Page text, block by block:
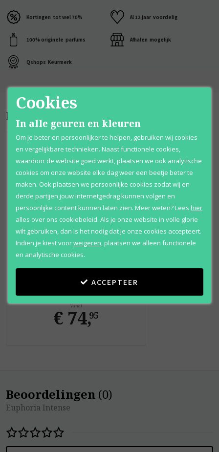
Kortingen tot wel 70% Al 12 jaar voordelig
100% originele parfums Afhalen mogelijk
Qshops Keurmerk
Bijpassende producten
Calvin Klein
Eau de parfum
Vanaf
€ 74,95
Beoordelingen (0)
Euphoria Intense
Cookies
In alle geuren en kleuren
Om je beter en persoonlijker te helpen, gebruiken wij cookies
en vergelijkbare technieken. Naast functionele cookies,
waardoor de website goed werkt, plaatsen we ook analytische
cookies om onze website elke dag weer een beetje beter te
maken. Ook plaatsen we persoonlijke cookies zodat wij en
derde partijen jouw internetgedrag kunnen volgen en
persoonlijke content kunnen laten zien. Meer weten?Lees hier
alles over ons cookiebeleid. Als je onze website in volle glorie
wilt gebruiken, dan is het nodig dat je onze cookies accepteert.
Indien je kiest voorweigeren plaatsen we alleen functionele
en analytische cookies.
ACCEPTEER